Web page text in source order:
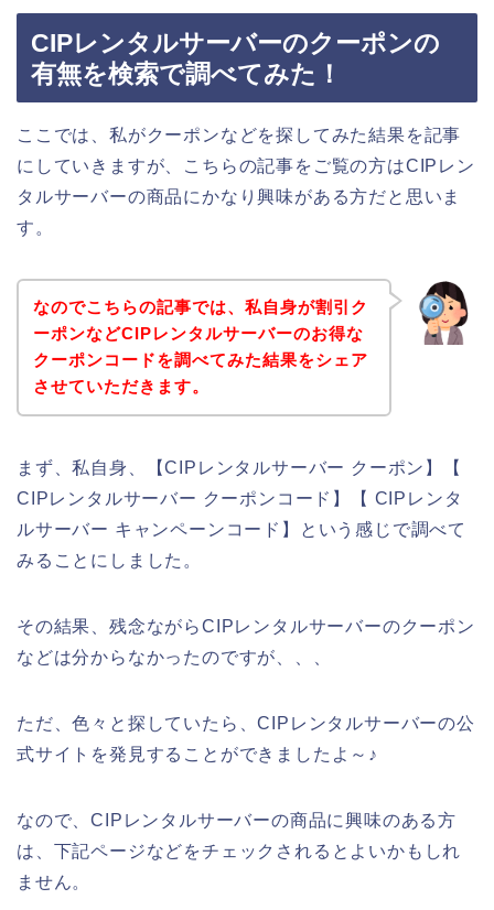
CIPレンタルサーバーのクーポンの
有無を検索で調べてみた！
ここでは、私がクーポンなどを探してみた結果を記事
にしていきますが、こちらの記事をご覧の方はCIPレン
タルサーバーの商品にかなり興味がある方だと思いま
す。
なのでこちらの記事では、私自身が割引ク
ーポンなどCIPレンタルサーバーのお得な
クーポンコードを調べてみた結果をシェア
させていただきます。
まず、私自身、【CIPレンタルサーバー クーポン】【
CIPレンタルサーバー クーポンコード】【 CIPレンタ
ルサーバー キャンペーンコード】という感じで調べて
みることにしました。
その結果、残念ながらCIPレンタルサーバーのクーポン
などは分からなかったのですが、、、
ただ、色々と探していたら、CIPレンタルサーバーの公
式サイトを発見することができましたよ～♪
なので、CIPレンタルサーバーの商品に興味のある方
は、下記ページなどをチェックされるとよいかもしれ
ません。